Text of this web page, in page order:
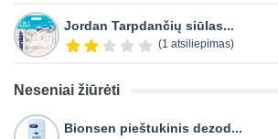
Jordan Tarpdančių siūlas...
(1 atsiliepimas)
Neseniai žiūrėti
Bionsen pieštukinis dezod...